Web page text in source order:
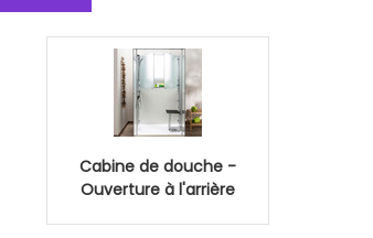
Cabine de douche -
Ouverture à l'arrière